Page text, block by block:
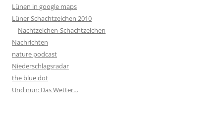
Lünen in google maps
Lüner Schachtzeichen 2010
Nachtzeichen-Schachtzeichen
Nachrichten
nature podcast
Niederschlagsradar
the blue dot
Und nun: Das Wetter…